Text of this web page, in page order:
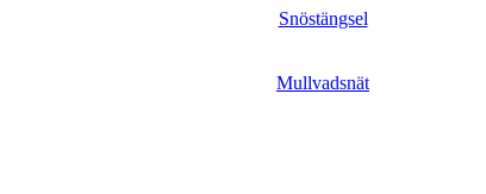
Snöstängsel
Mullvadsnät